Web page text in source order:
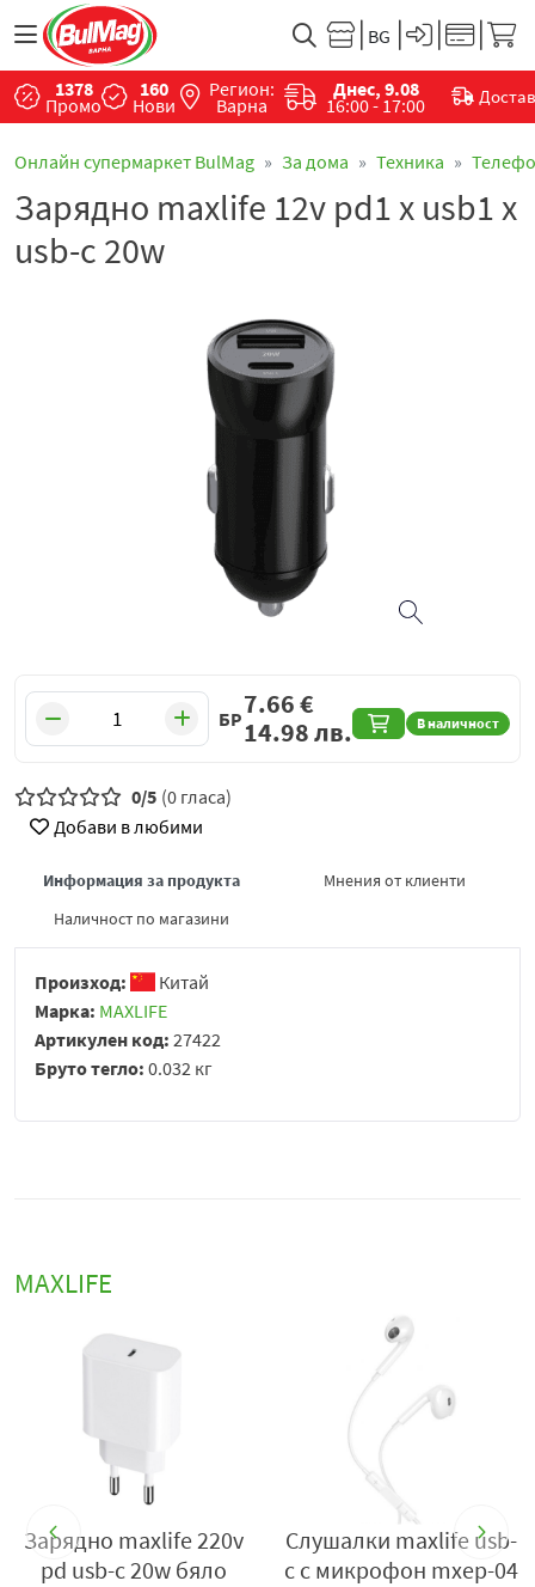
1378
Промо
160
Нови
Регион:
Варна
Днес, 9.08
16:00 - 17:00
Онлайн супермаркет BulMag За дома Техника
Зарядно maxlife 12v pd1 x usb1 x
usb-c 20w
БР В наличност
7.66€
14.98лв.
0/5 (0 гласа)
Добави в любими
Информация за продукта
Мнения от клиенти
Наличност по магазини
Произход:
Китай
Марка: MAXLIFE
Артикулен код: 27422
Бруто тегло: 0.032 кг
MAXLIFE
Зарядно maxlife 220v
pd usb-c 20w бяло
Слушалки maxlife usb-
c с микрофон mxep-04